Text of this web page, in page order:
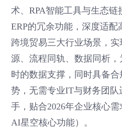
术、RPA智能工具与生态链
ERP的冗余功能，深度适配
跨境贸易三大行业场景，
源、流程同轨、数据同析
时的数据支撑，同时具备
势，无需专业IT与财务团队
手，贴合2026年企业核心
AI星空核心功能）。